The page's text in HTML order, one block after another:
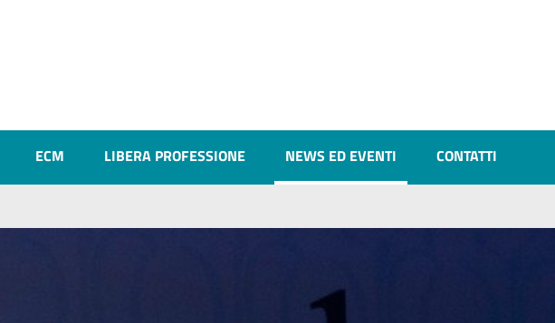
ECM LIBERA PROFESSIONE NEWS ED EVENTI CONTATTI